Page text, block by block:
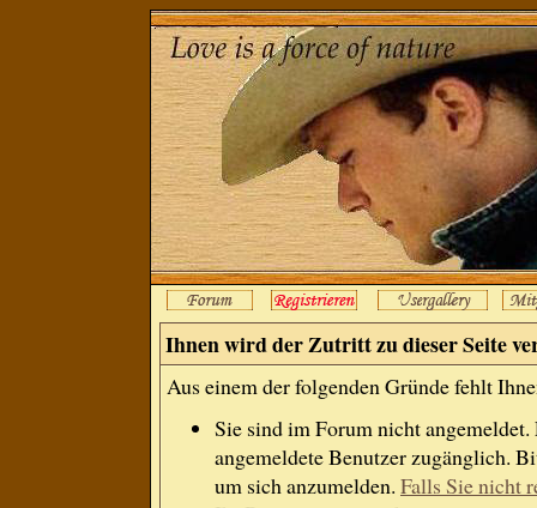
Ihnen wird der Zutritt zu dieser Seite
Aus einem der folgenden Gründe fehlt
Sie sind im Forum nicht
angemeldete Benutzer zugänglich.
um sich anzumelden. Falls Sie nicht